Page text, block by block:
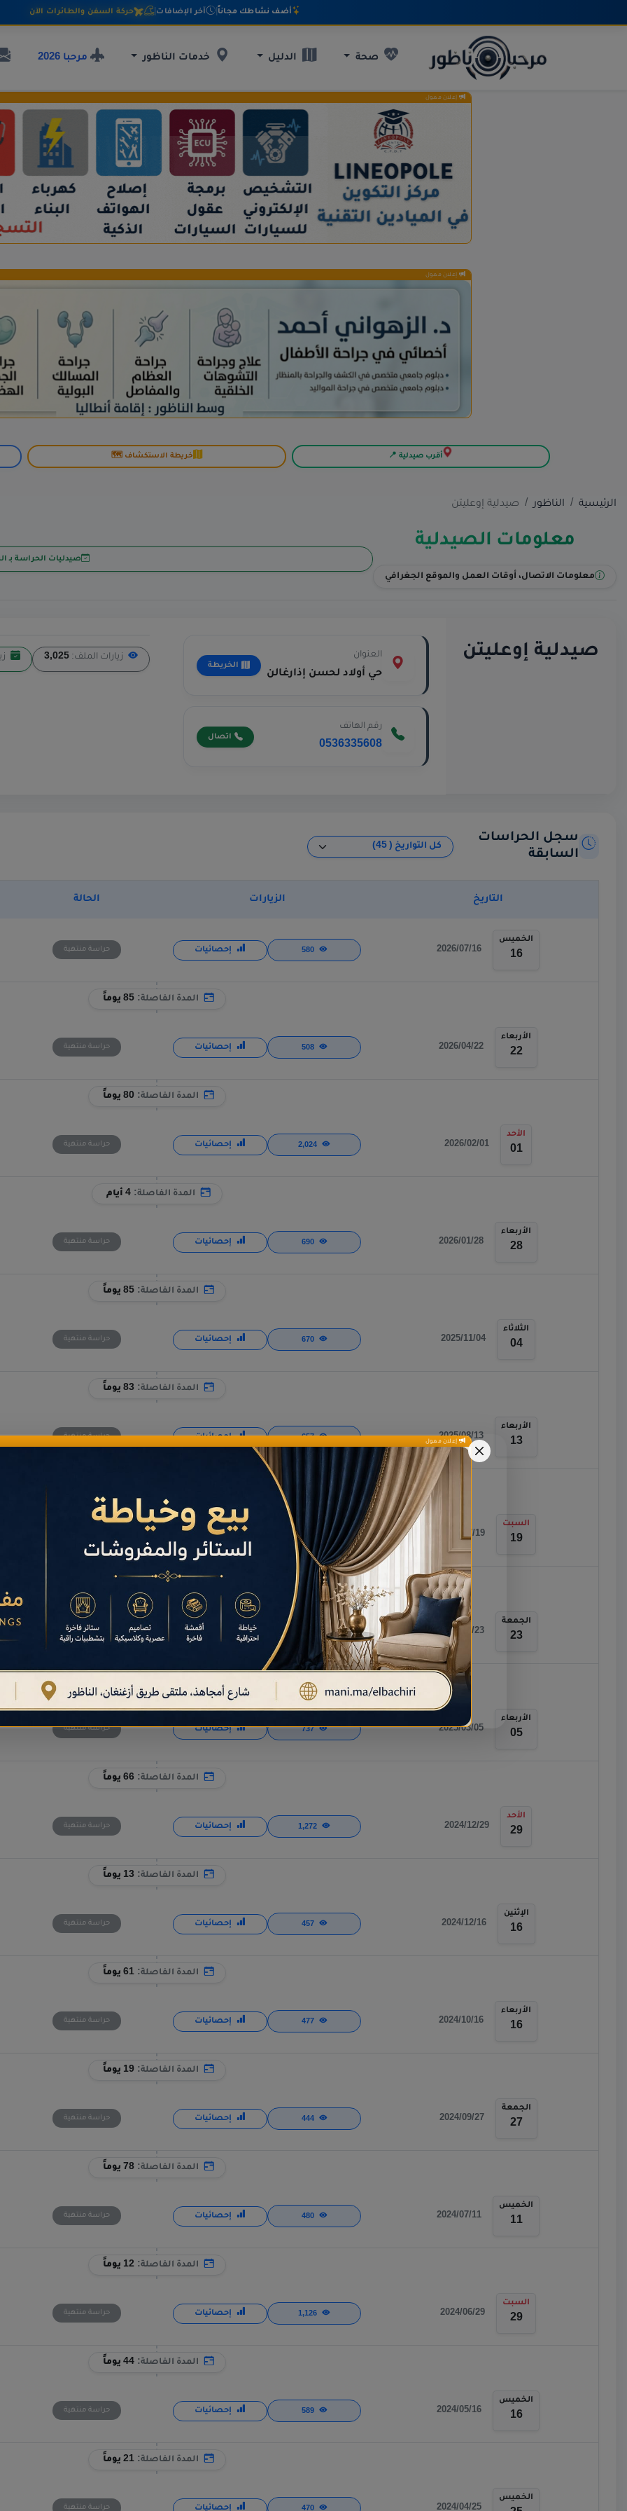
أضف نشاطك مجاناً | آخر الإضافات | حركة السفن والطائرات الآن
صحة الدليل خدمات الناظور مرحبا 2026
إعلان ممول
إعلان ممول
أقرب صيدلية 📍 خريطة الاستكشاف 🗺️
الرئيسية الناظور صيدلية إوعليتن
معلومات الصيدلية
معلومات الاتصال، أوقات العمل والموقع الجغرافي
صيدليات الحراسة بـ
صيدلية إوعليتن العنوان
حي أولاد لحسن إذارغالن
الخريطة
رقم الهاتف
0536335608
اتصال
زيارات الملف: 3,025
سجل الحراسات
السابقة
التاريخ الزيارات الحالة
الخميس
16
2026/07/16
580 إحصائيات حراسة منتهية
المدة الفاصلة: 85 يوماً
الأربعاء
22
2026/04/22
508 إحصائيات حراسة منتهية
المدة الفاصلة: 80 يوماً
الأحد
01
2026/02/01 إحصائيات حراسة منتهية
المدة الفاصلة: 4 أيام
الأربعاء
28
2026/01/28
690 إحصائيات حراسة منتهية
المدة الفاصلة: 85 يوماً
الثلاثاء
04
2025/11/04
670 إحصائيات حراسة منتهية
المدة الفاصلة: 83 يوماً
الأربعاء
13
2025/08/13
657 إحصائيات حراسة منتهية
السبت
19
2025/07/19
1,832 إحصائيات
المدة الفاصلة:
الجمعة
23
2025/05/23 إحصائيات حراسة منتهية
الأربعاء
05
2025/03/05 إحصائيات حراسة منتهية
المدة الفاصلة: 66 يوماً
الأحد
29
2024/12/29 إحصائيات حراسة منتهية
المدة الفاصلة: 13 يوماً
الإثنين
16
2024/12/16 إحصائيات حراسة منتهية
المدة الفاصلة: 61 يوماً
الأربعاء
16
2024/10/16 إحصائيات حراسة منتهية
المدة الفاصلة: 19 يوماً
الجمعة
27
2024/09/27
444 إحصائيات حراسة منتهية
المدة الفاصلة: 78 يوماً
الخميس
11
2024/07/11
480 إحصائيات حراسة منتهية
المدة الفاصلة: 12 يوماً
السبت
29
2024/06/29 إحصائيات حراسة منتهية
المدة الفاصلة: 44 يوماً
الخميس
16
2024/05/16
589 إحصائيات حراسة منتهية
المدة الفاصلة: 21 يوماً
الخميس
2024/04/25
470 إحصائيات حراسة منتهية
إعلان ممول